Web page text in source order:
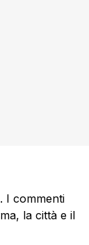
I commenti
la città e il